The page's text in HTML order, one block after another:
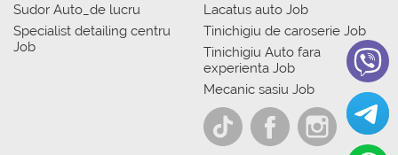
Sudor Auto_de lucru
Specialist detailing centru
Job
Lacatus auto Job
Tinichigiu de caroserie Job
Tinichigiu Auto fara
experienta Job
Mecanic sasiu Job